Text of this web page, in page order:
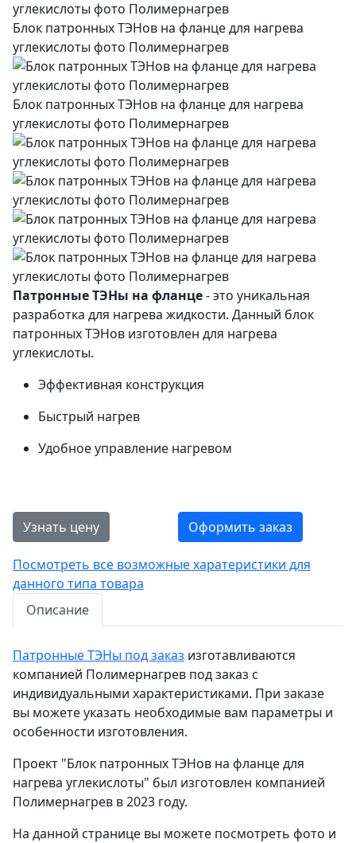
Блок патронных ТЭНов на фланце для нагрева
углекислоты фото Полимернагрев
Блок патронных ТЭНов на фланце для нагрева
углекислоты фото Полимернагрев
Патронные ТЭНы на фланце- это уникальная
разработка для нагрева жидкости. Данный блок
патронных ТЭНов изготовлен для нагрева
углекислоты.
Эффективная конструкция
Быстрый нагрев
Удобное управление нагревом
Узнать цену Оформить заказ
Посмотреть все возможные харатеристики для
данного типа товара
Описание
Патронные ТЭНы под заказ изготавливаются
компанией Полимернагрев под заказ с
индивидуальными характеристиками. При заказе
вы можете указать необходимые вам параметры и
особенности изготовления.
Проект "Блок патронных ТЭНов на фланце для
нагрева углекислоты" был изготовлен компанией
Полимернагрев в 2023 году.
На данной странице вы можете посмотреть фото и